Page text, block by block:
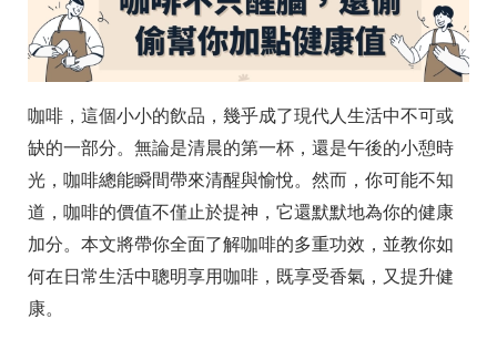
咖啡，這個小小的飲品，幾乎成了現代人生活中不可或
缺的一部分。無論是清晨的第一杯，還是午後的小憩時
光，咖啡總能瞬間帶來清醒與愉悅。然而，你可能不知
道，咖啡的價值不僅止於提神，它還默默地為你的健康
加分。本文將帶你全面了解咖啡的多重功效，並教你如
何在日常生活中聰明享用咖啡，既享受香氣，又提升健
康。